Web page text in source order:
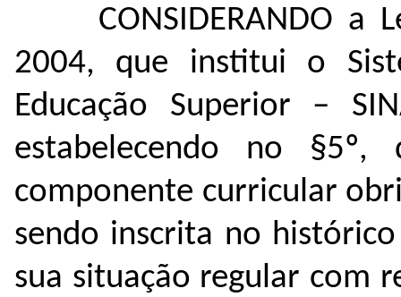
CONSIDERANDO
2004, que institui o
Educação Superior –
estabelecendo no
componente curricular
sendo inscrita no
sua situação regular com